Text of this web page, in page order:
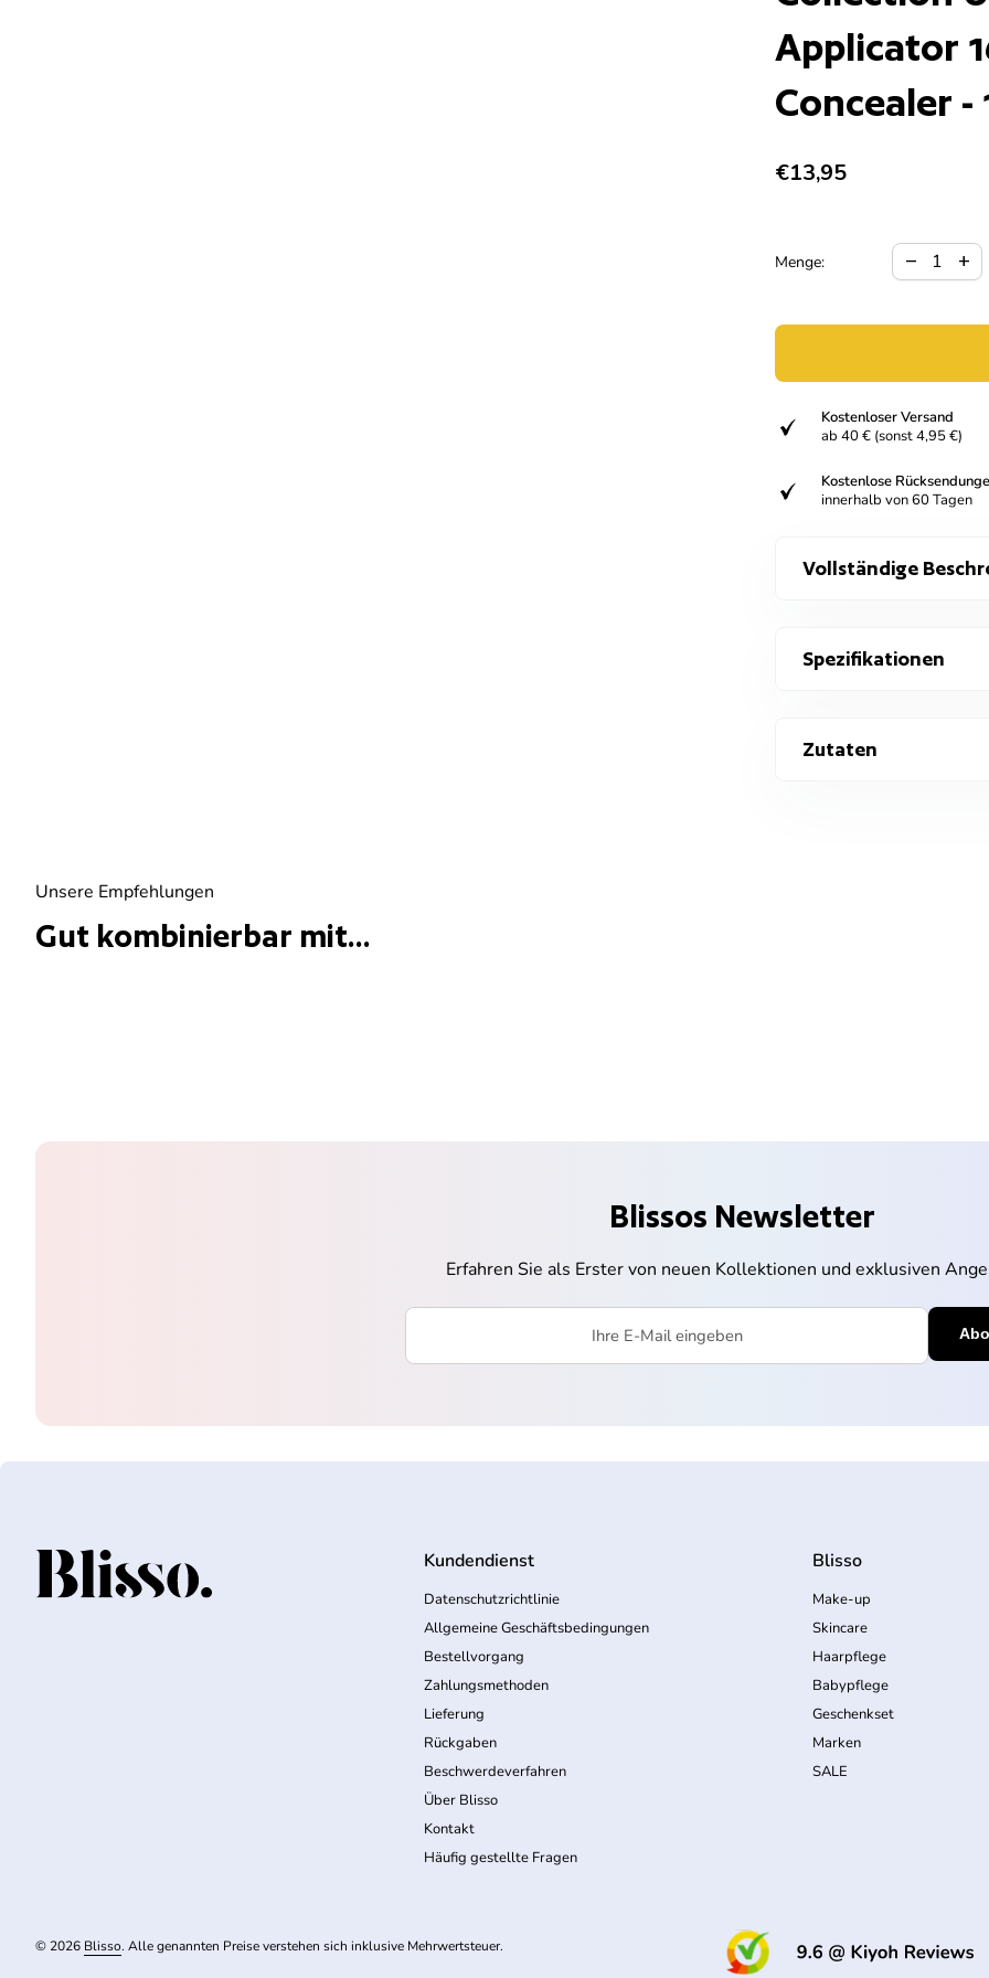
Applicator
Concealer -
Regulärer Preis
€13,95
Menge: remove add
verifiziert
Kostenloser Versand
ab 40 € (sonst 4,95 €)
verifiziert
Kostenlose
innerhalb von 60 Tagen
Vollständige
Spezifikationen
Zutaten
Unsere Empfehlungen
Gut kombinierbar mit...
Blissos Newsletter
Erfahren Sie als Erster von neuen Kollektionen und exklusiven
Startseite Kundendienst
Datenschutzrichtlinie
Allgemeine Geschäftsbedingungen
Bestellvorgang
Zahlungsmethoden
Lieferung
Rückgaben
Beschwerdeverfahren
Über Blisso
Kontakt
Häufig gestellte Fragen
Blisso
Make-up
Skincare
Haarpflege
Babypflege
Geschenkset
Marken
SALE
© 2026 Blisso. Alle genannten Preise verstehen sich inklusive Mehrwertsteuer.